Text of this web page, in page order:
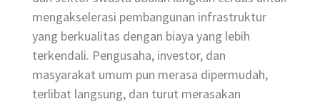
mengakselerasi pembangunan infrastruktur
yang berkualitas dengan biaya yang lebih
terkendali. Pengusaha, investor, dan
masyarakat umum pun merasa dipermudah,
terlibat langsung, dan turut merasakan